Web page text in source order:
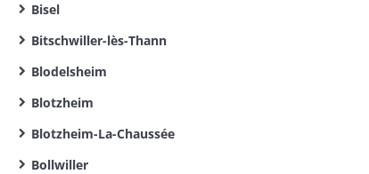
Bisel
Bitschwiller-lès-Thann
Blodelsheim
Blotzheim
Blotzheim-La-Chaussée
Bollwiller